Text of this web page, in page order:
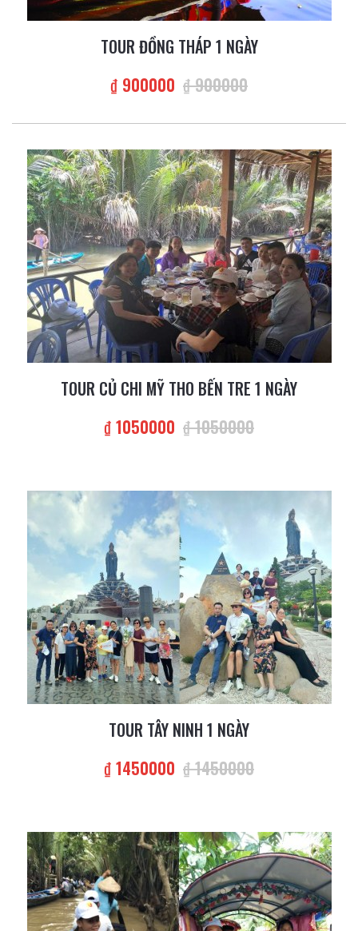
TOUR ĐỒNG THÁP 1 NGÀY
₫ 900000 ₫ 900000
TOUR CỦ CHI MỸ THO BẾN TRE 1 NGÀY
₫ 1050000 ₫ 1050000
TOUR TÂY NINH 1 NGÀY
₫ 1450000 ₫ 1450000